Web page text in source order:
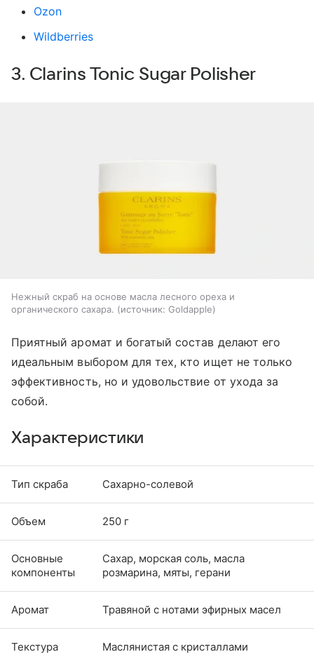
Ozon
Wildberries
3. Clarins Tonic Sugar Polisher
Нежный скраб на основе масла лесного ореха и
органического сахара.
источник: Goldapple
Приятный аромат и богатый состав делают его
идеальным выбором для тех, кто ищет не только
эффективность, но и удовольствие от ухода за
собой.
Характеристики
Тип скраба Сахарно-солевой
Объем 250 г
Основные
компоненты
Сахар, морская соль, масла
розмарина, мяты, герани
Аромат Травяной с нотами эфирных масел
Текстура Маслянистая с кристаллами